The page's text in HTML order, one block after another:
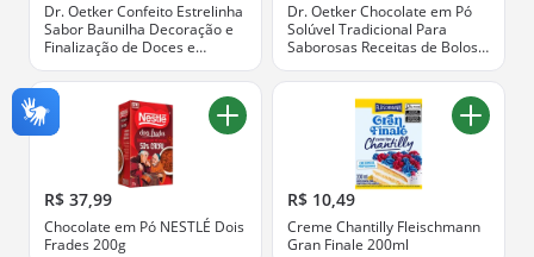
Dr. Oetker Confeito Estrelinha
Sabor Baunilha Decoração e
Finalização de Doces e
Dr. Oetker Chocolate em Pó
Solúvel Tradicional Para
Saborosas Receitas de Bolos
Sobremesas com Chocolate
R$ 37,99
Chocolate em Pó NESTLÉ Dois
Frades 200g
R$ 10,49
Creme Chantilly Fleischmann
Gran Finale 200ml